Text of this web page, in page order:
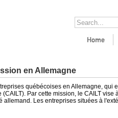
en Allemagne
québécoises en Allemagne, qui
Par cette mission, le CAILT
allemand. Les entreprises situées à